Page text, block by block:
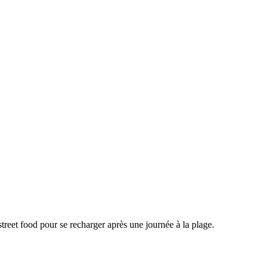
food pour se recharger après une journée à la plage.